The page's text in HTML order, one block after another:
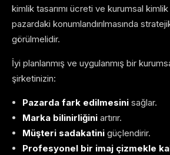
kimlik tasarımı ücreti ve kurumsal kimlik
pazardaki konumlandırılmasında
görülmelidir.
İyi planlanmış ve uygulanmış bir
şirketinizin:
Pazarda fark edilmesini sağlar.
Marka bilinirliğini artırır.
Müşteri sadakatini güçlendirir.
Profesyonel bir imaj çizmekle